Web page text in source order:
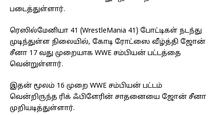
படைத்துள்ளார்.
ரெஸில்மேனியா 41 (WrestleMania 41) போட்டிகள் நடந்து
முடிந்துள்ள நிலையில், கோடி ரோட்ஸை வீழ்த்தி ஜோன்
சீனா 17 வது முறையாக WWE சம்பியன் பட்டத்தை
வென்றுள்ளார்.
இதன் மூலம் 16 முறை WWE சம்பியன் பட்டம்
வென்றிருந்த ரிக் ஃபிளேரின் சாதனையை ஜோன் சீனா
முறியடித்துள்ளார்.